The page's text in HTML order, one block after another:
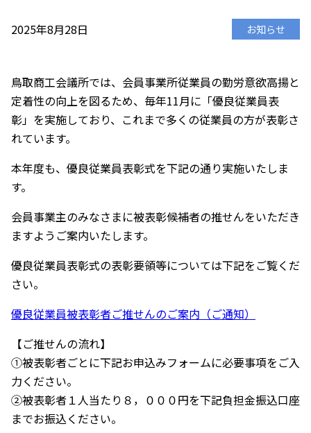
2025年8月28日 お知らせ
鳥取商工会議所では、会員事業所従業員の勤労意欲高揚と
定着性の向上を図るため、毎年11月に「優良従業員表
彰」を実施しており、これまで多くの従業員の方が表彰さ
れています。
本年度も、優良従業員表彰式を下記の通り実施いたしま
す。
会員事業主のみなさまに被表彰候補者の推せんをいただき
ますようご案内いたします。
優良従業員表彰式の表彰要領等については下記をご覧くだ
さい。
優良従業員被表彰者ご推せんのご案内（ご通知）
【ご推せんの流れ】
①被表彰者ごとに下記お申込みフォームに必要事項をご入
力ください。
②被表彰者１人当たり８，０００円を下記負担金振込口座
までお振込ください。